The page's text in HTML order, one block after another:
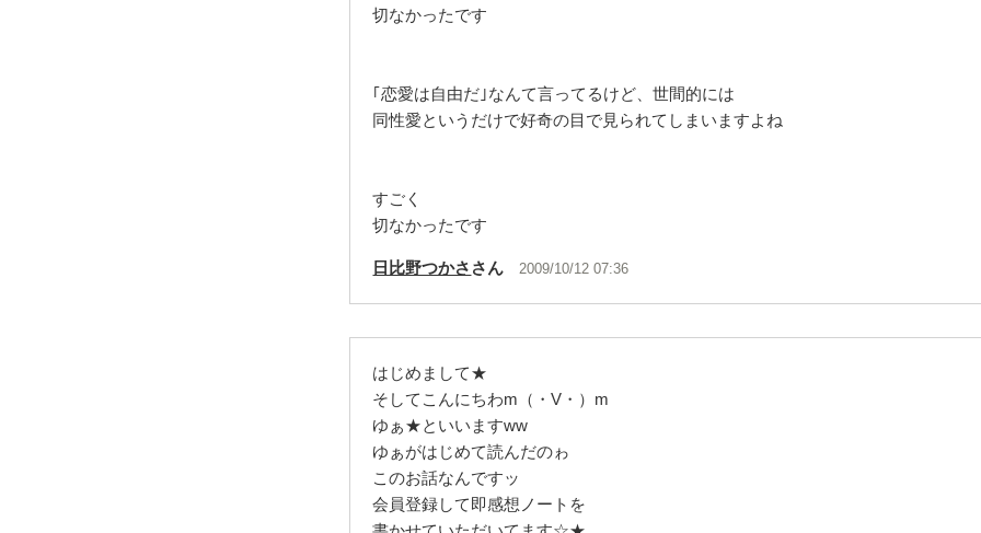
切なかったです
｢恋愛は自由だ｣なんて言ってるけど、世間的には
同性愛というだけで好奇の目で見られてしまいますよね
すごく
切なかったです
日比野つかさ さん 2009/10/12 07:36
はじめまして★
そしてこんにちわm（・V・）m
ゆぁ★といいますww
ゆぁがはじめて読んだのゎ
このお話なんですッ
会員登録して即感想ノートを